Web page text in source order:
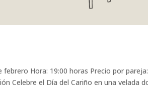
Hora: 19:00 horas Precio por
Celebre el Día del Cariño en una velada